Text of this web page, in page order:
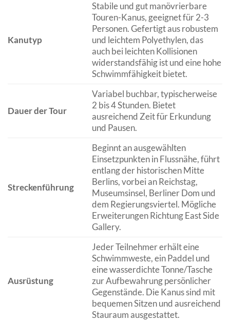
Kanutyp
Stabile und gut manövrierbare
Touren-Kanus, geeignet für 2-3
Personen. Gefertigt aus robustem
und leichtem Polyethylen, das
auch bei leichten Kollisionen
widerstandsfähig ist und eine hohe
Schwimmfähigkeit bietet.
Dauer der Tour
Variabel buchbar, typischerweise
2 bis 4 Stunden. Bietet
ausreichend Zeit für Erkundung
und Pausen.
Streckenführung
Beginnt an ausgewählten
Einsetzpunkten in Flussnähe, führt
entlang der historischen Mitte
Berlins, vorbei an Reichstag,
Museumsinsel, Berliner Dom und
dem Regierungsviertel. Mögliche
Erweiterungen Richtung East Side
Gallery.
Ausrüstung
Jeder Teilnehmer erhält eine
Schwimmweste, ein Paddel und
eine wasserdichte Tonne/Tasche
zur Aufbewahrung persönlicher
Gegenstände. Die Kanus sind mit
bequemen Sitzen und ausreichend
Stauraum ausgestattet.